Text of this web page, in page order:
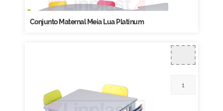
Conjunto Maternal Meia Lua Platinum